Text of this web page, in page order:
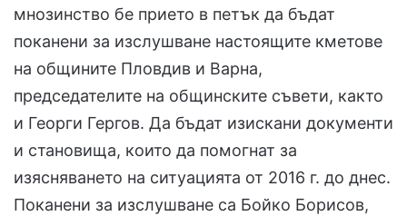
мнозинство бе прието в петък да бъдат
поканени за изслушване настоящите кметове
на общините Пловдив и Варна,
председателите на общинските съвети, както
и Георги Гергов. Да бъдат изискани документи
и становища, които да помогнат за
изясняването на ситуацията от 2016 г. до днес.
Поканени за изслушване са Бойко Борисов,